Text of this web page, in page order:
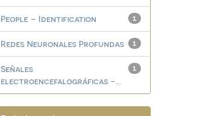
1
People – Identification
1
Redes Neuronales Profundas
1
Señales
electroencefalográficas -...